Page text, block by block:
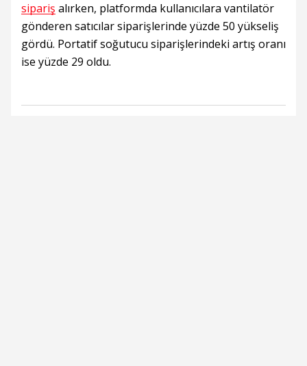
sipariş alırken, platformda kullanıcılara vantilatör
gönderen satıcılar siparişlerinde yüzde 50 yükseliş
gördü. Portatif soğutucu siparişlerindeki artış oranı
ise yüzde 29 oldu.